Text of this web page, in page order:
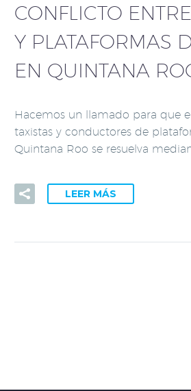
CONFLICTO
Y PLATAFORMAS
EN QUINTANA
Hacemos un llamado para que
taxistas y conductores de
Quintana Roo se resuelva
LEER MÁS